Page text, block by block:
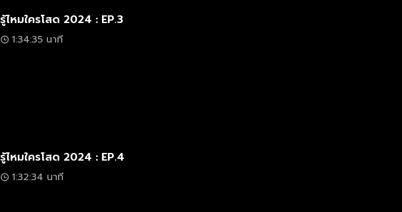
รู้ไหมใครโสด 2024 : EP.3
1:34:35 นาที
รู้ไหมใครโสด 2024 : EP.4
1:32:34 นาที